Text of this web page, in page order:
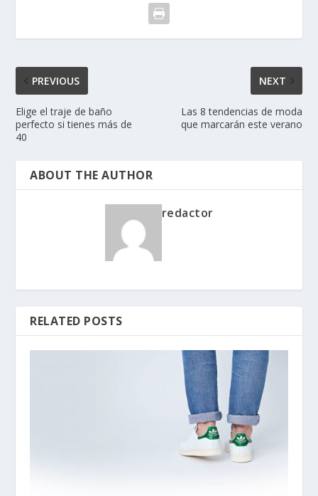
PREVIOUS
Elige el traje de baño
perfecto si tienes más de
40
NEXT
Las 8 tendencias de moda
que marcarán este verano
ABOUT THE AUTHOR
redactor
RELATED POSTS